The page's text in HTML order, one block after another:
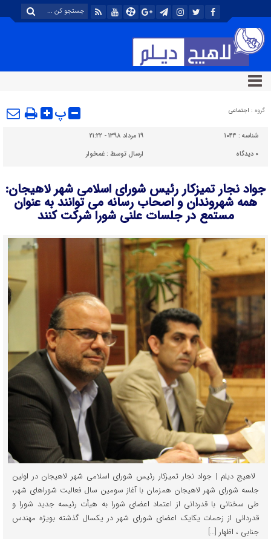
گروه : اجتماعی پ
شناسه : ۱۰۴۴
۱۹ مرداد ۱۳۹۸ - ۲۱:۲۲
۰ دیدگاه ارسال توسط :غمخوار
جواد نجار تمیزکار رئیس شورای اسلامی شهر لاهیجان:
همه شهروندان و اصحاب رسانه می توانند به عنوان
مستمع در جلسات علنی شورا شرکت کنند
‍ لاهیج دیلم | جواد نجار تمیزکار رئیس شورای اسلامی شهر لاهیجان در اولین
جلسه شورای شهر لاهیجان همزمان با آغاز سومین سال فعالیت شوراهای شهر،
طی سخنانی با قدردانی از اعتماد اعضای شورا به هیأت رئیسه جدید شورا و
قدردانی از زحمات یکایک اعضای شورای شهر در یکسال گذشته بویژه مهندس
جنابی ، اظهار […]